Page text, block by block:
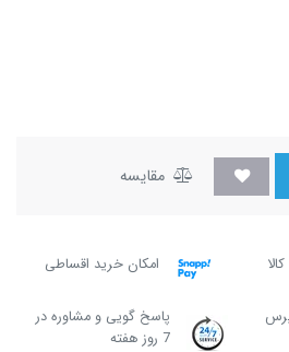
مقایسه
امکان خرید اقساطی
پاسخ گویی و مشاوره در
7 روز هفته